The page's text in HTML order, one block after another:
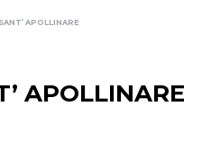
APOLLINARE
APOLLINARE